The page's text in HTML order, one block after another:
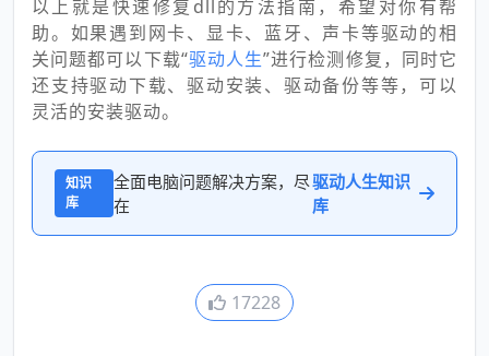
以上就是快速修复dll的方法指南，希望对你有帮
助。如果遇到网卡、显卡、蓝牙、声卡等驱动的相
关问题都可以下载“驱动人生”进行检测修复，同时它
还支持驱动下载、驱动安装、驱动备份等等，可以
灵活的安装驱动。
知识
库
全面电脑问题解决方案，尽
在
驱动人生知识
库
17228